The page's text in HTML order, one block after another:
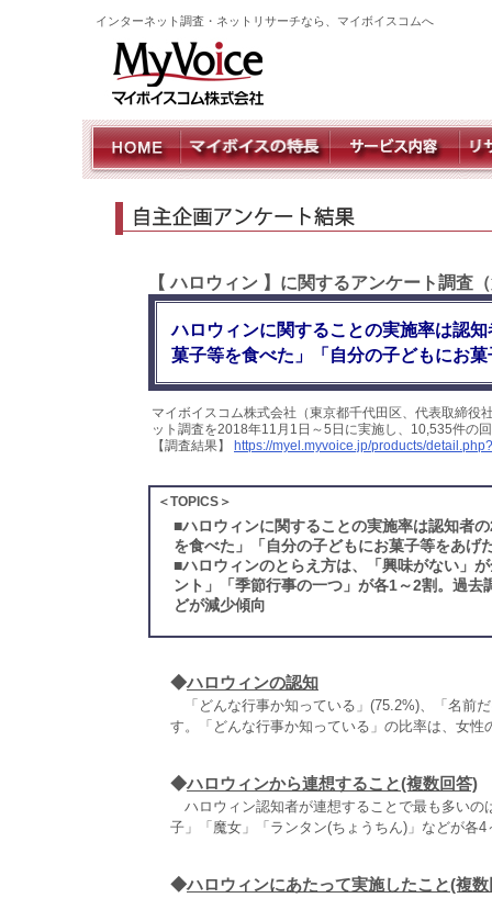
インターネット調査・ネットリサーチなら、マイボイスコムへ
【 ハロウィン 】に関するアンケート調査
ハロウィンに関することの実施率は認
菓子等を食べた」「自分の子どもにお
マイボイスコム株式会社（東京都千代田区、代表取締
ット調査を2018年11月1日～5日に実施し、10,535件の
【調査結果】
https://myel.myvoice.jp/products/
＜TOPICS＞
■ハロウィンに関することの実施率は認知者
を食べた」「自分の子どもにお菓子等をあげ
■ハロウィンのとらえ方は、「興味がない」
ント」「季節行事の一つ」が各1～2割。過
どが減少傾向
◆ハロウィンの認知
「どんな行事か知っている」(75.2%)、「名前
す。「どんな行事か知っている」の比率は、女性
◆ハロウィンから連想すること(複数回答)
ハロウィン認知者が連想することで最も多いの
子」「魔女」「ランタン(ちょうちん)」などが各4
◆ハロウィンにあたって実施したこと(複